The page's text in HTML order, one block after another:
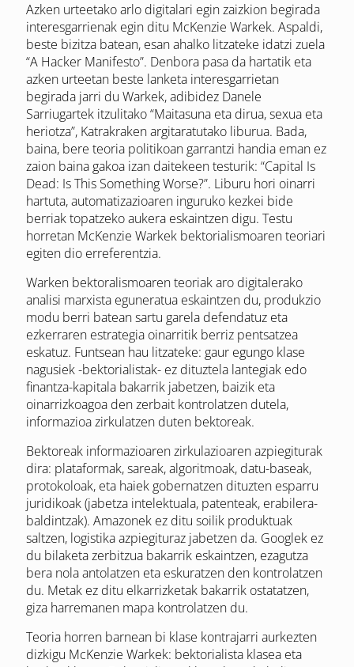
Azken urteetako arlo digitalari egin zaizkion begirada
interesgarrienak egin ditu McKenzie Warkek. Aspaldi,
beste bizitza batean, esan ahalko litzateke idatzi zuela
“A Hacker Manifesto”. Denbora pasa da hartatik eta
azken urteetan beste lanketa interesgarrietan
begirada jarri du Warkek, adibidez Danele
Sarriugartek itzulitako “Maitasuna eta dirua, sexua eta
heriotza”, Katrakraken argitaratutako liburua. Bada,
baina, bere teoria politikoan garrantzi handia eman ez
zaion baina gakoa izan daitekeen testurik: “Capital Is
Dead: Is This Something Worse?”. Liburu hori oinarri
hartuta, automatizazioaren inguruko kezkei bide
berriak topatzeko aukera eskaintzen digu. Testu
horretan McKenzie Warkek bektorialismoaren teoriari
egiten dio erreferentzia.
Warken bektoralismoaren teoriak aro digitalerako
analisi marxista eguneratua eskaintzen du, produkzio
modu berri batean sartu garela defendatuz eta
ezkerraren estrategia oinarritik berriz pentsatzea
eskatuz. Funtsean hau litzateke: gaur egungo klase
nagusiek -bektorialistak- ez dituztela lantegiak edo
finantza-kapitala bakarrik jabetzen, baizik eta
oinarrizkoagoa den zerbait kontrolatzen dutela,
informazioa zirkulatzen duten bektoreak.
Bektoreak informazioaren zirkulazioaren azpiegiturak
dira: plataformak, sareak, algoritmoak, datu-baseak,
protokoloak, eta haiek gobernatzen dituzten esparru
juridikoak (jabetza intelektuala, patenteak, erabilera-
baldintzak). Amazonek ez ditu soilik produktuak
saltzen, logistika azpiegituraz jabetzen da. Googlek ez
du bilaketa zerbitzua bakarrik eskaintzen, ezagutza
bera nola antolatzen eta eskuratzen den kontrolatzen
du. Metak ez ditu elkarrizketak bakarrik ostatatzen,
giza harremanen mapa kontrolatzen du.
Teoria horren barnean bi klase kontrajarri aurkezten
dizkigu McKenzie Warkek: bektorialista klasea eta